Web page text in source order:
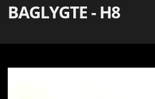
BAGLYGTE - H8